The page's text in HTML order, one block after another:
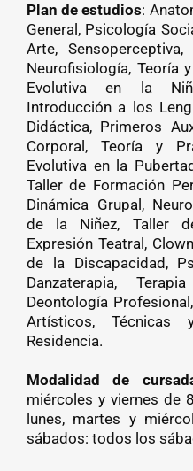
Plan de estudios:
General, Psicología
Arte,
Neurofisiología, Teoría
Evolutiva en la
Introducción a los
Didáctica, Primeros
Corporal, Teoría y
Evolutiva en la
Taller de Formación
Dinámica Grupal,
de la Niñez, Taller
Expresión Teatral,
de la Discapacidad,
Danzaterapia,
Deontología
Artísticos, Técnicas
Residencia.
Modalidad de
miércoles y viernes de
lunes, martes y
sábados: todos los